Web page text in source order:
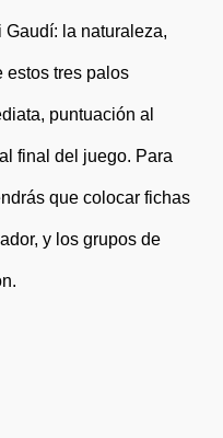
Gaudí: la naturaleza,
estos tres palos
puntuación al
final del juego. Para
que colocar fichas
y los grupos de